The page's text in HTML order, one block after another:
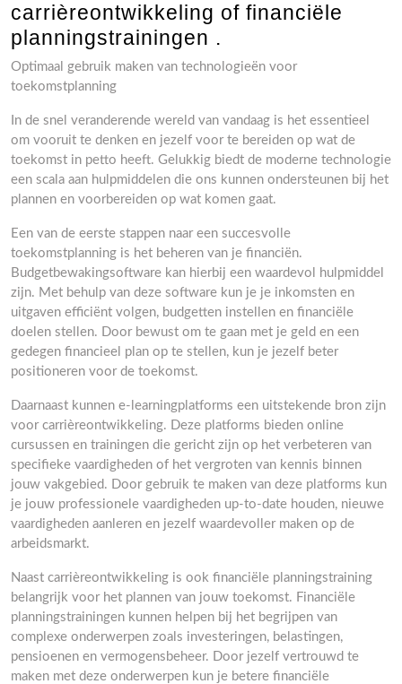
carrièreontwikkeling of financiële
planningstrainingen .
Optimaal gebruik maken van technologieën voor
toekomstplanning
In de snel veranderende wereld van vandaag is het essentieel
om vooruit te denken en jezelf voor te bereiden op wat de
toekomst in petto heeft. Gelukkig biedt de moderne technologie
een scala aan hulpmiddelen die ons kunnen ondersteunen bij het
plannen en voorbereiden op wat komen gaat.
Een van de eerste stappen naar een succesvolle
toekomstplanning is het beheren van je financiën.
Budgetbewakingsoftware kan hierbij een waardevol hulpmiddel
zijn. Met behulp van deze software kun je je inkomsten en
uitgaven efficiënt volgen, budgetten instellen en financiële
doelen stellen. Door bewust om te gaan met je geld en een
gedegen financieel plan op te stellen, kun je jezelf beter
positioneren voor de toekomst.
Daarnaast kunnen e-learningplatforms een uitstekende bron zijn
voor carrièreontwikkeling. Deze platforms bieden online
cursussen en trainingen die gericht zijn op het verbeteren van
specifieke vaardigheden of het vergroten van kennis binnen
jouw vakgebied. Door gebruik te maken van deze platforms kun
je jouw professionele vaardigheden up-to-date houden, nieuwe
vaardigheden aanleren en jezelf waardevoller maken op de
arbeidsmarkt.
Naast carrièreontwikkeling is ook financiële planningstraining
belangrijk voor het plannen van jouw toekomst. Financiële
planningstrainingen kunnen helpen bij het begrijpen van
complexe onderwerpen zoals investeringen, belastingen,
pensioenen en vermogensbeheer. Door jezelf vertrouwd te
maken met deze onderwerpen kun je betere financiële